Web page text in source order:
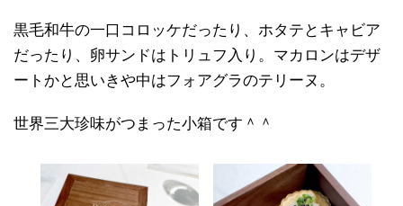
黒毛和牛の一口コロッケだったり、ホタテとキャビア
だったり、卵サンドはトリュフ入り。マカロンはデザ
ートかと思いきや中はフォアグラのテリーヌ。
世界三大珍味がつまった小箱です＾＾